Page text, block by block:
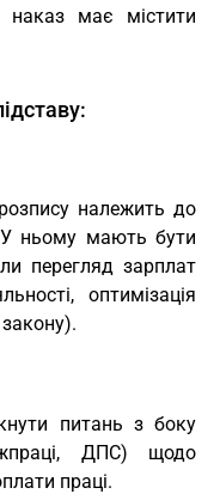
наказ має містити
належить до
У ньому мають бути
перегляд зарплат
оптимізація
питань з боку
ДПС) щодо
праці.